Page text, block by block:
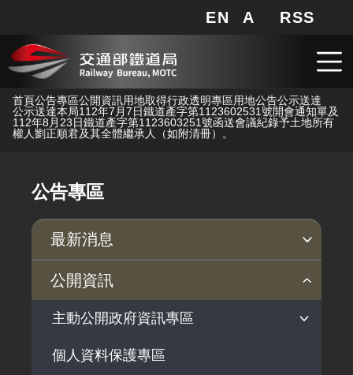
跳到主要內容
網站地圖
EN A 局長信箱
RSS
首頁公告專區公開資訊用地取得行政透明專區用地公告公示送達
公示送達本局112年7月7日鐵道產字第1123602531號開會通知單及
112年8月23日鐵道產字第1123603251號函送會議紀錄予土地所有
權人劉正順君及其全體繼承人（如附清冊）。
公告專區
最新消息
新聞稿
公聽會
公告事項
公開資訊
主動公開政府資訊專區
法律及法規命令
個人資料保護專區